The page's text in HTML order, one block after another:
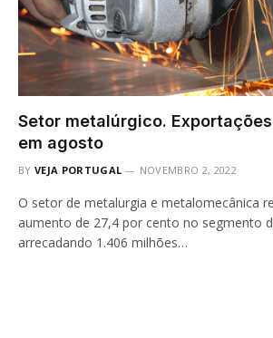
Setor metalúrgico.
em agosto
BY VEJA PORTUGAL NOVEMBRO 2, 2022
O setor de metalurgia e metalomecânica
aumento de 27,4 por cento no segmento
arrecadando 1.406 milhões…